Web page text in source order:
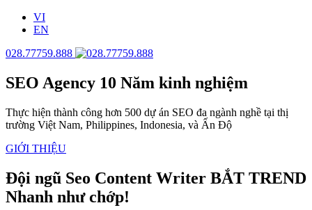
VI
EN
028.77759.888
SEO Agency 10 Năm kinh nghiệm
Thực hiện thành công hơn 500 dự án SEO đa ngành nghề tại thị
trường Việt Nam, Philippines, Indonesia, và Ấn Độ
GIỚI THIỆU
Đội ngũ Seo Content Writer BẮT TREND
Nhanh như chớp!